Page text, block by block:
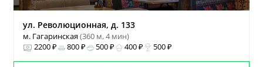
ул. Революционная, д. 133
м. Гагаринская(360 м, 4 мин)
2200 ₽
800 ₽ 500 ₽ 400 ₽ 500 ₽